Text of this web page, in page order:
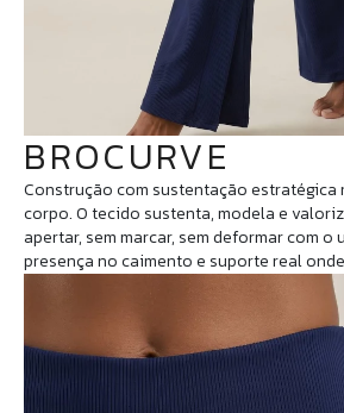
BROCURVE
Construção com sustentação
corpo. O tecido sustenta, modela e
apertar, sem marcar, sem deformar com o
presença no caimento e suporte real